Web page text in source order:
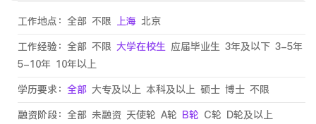
工作地点： 全部 不限 上海 北京
工作经验： 全部 不限 大学在校生 应届毕业生 3年及以下 3-5年
5-10年 10年以上
学历要求： 全部 大专及以上 本科及以上 硕士 博士 不限
融资阶段： 全部 未融资 天使轮 A轮 B轮 C轮 D轮及以上